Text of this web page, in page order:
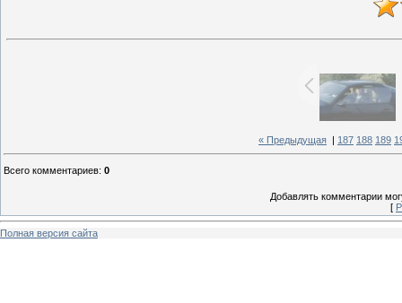
« Предыдущая 187 188 189
Всего комментариев: 0
Добавлять комментарии
[
Полная версия сайта